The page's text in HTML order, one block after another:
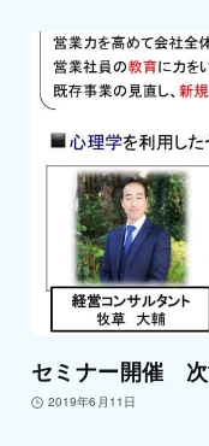
セミナー開催
2019年6月11日